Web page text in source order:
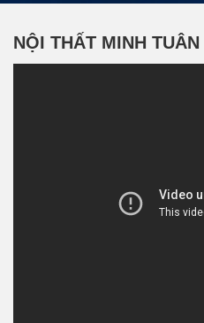
NỘI THẤT MINH TUÂN